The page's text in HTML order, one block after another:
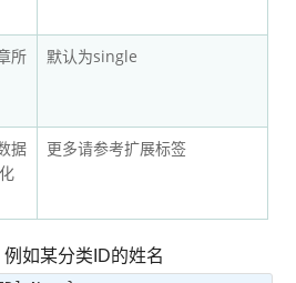
所
默认为single
据
更多请参考扩展标签
如某分类ID的姓名